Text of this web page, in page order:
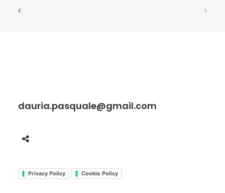
dauria.pasquale@gmail.com
Privacy Policy Cookie Policy